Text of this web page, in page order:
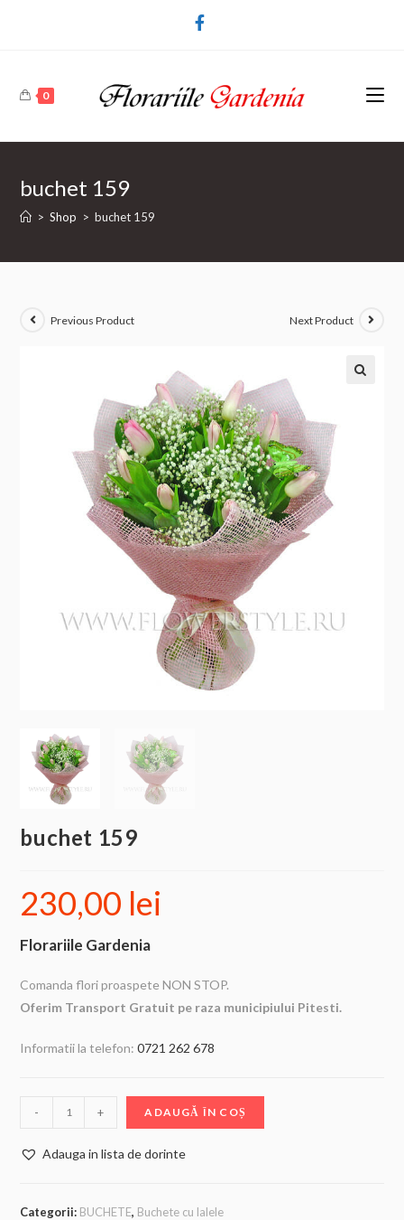
0
buchet 159
> Shop > buchet 159
Previous Product Next Product
buchet 159
230,00 lei
Florariile Gardenia
Comanda flori proaspete NON STOP.
Oferim Transport Gratuit pe raza municipiului Pitesti.
Informatii la telefon:0721 262 678
- + ADAUGĂ ÎN COȘ
Adauga in lista de dorinte
Categorii: BUCHETE, Buchete cu lalele